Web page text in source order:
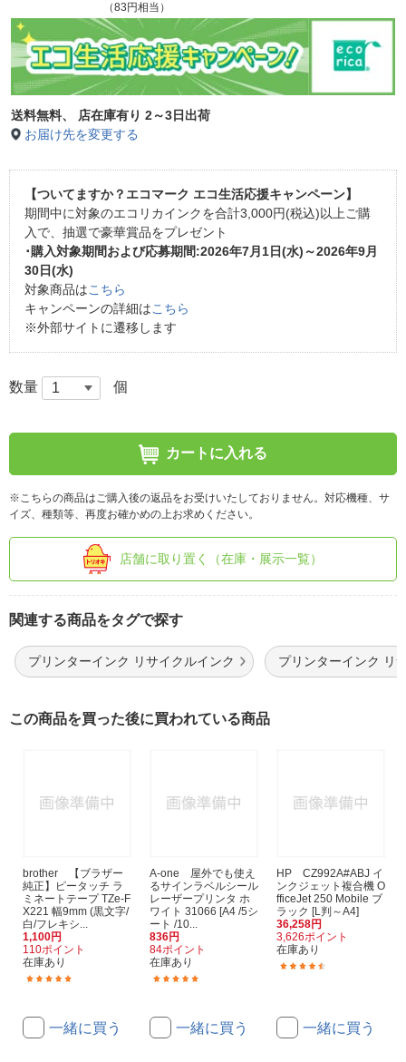
（83円相当）
送料無料、
店在庫有り 2～3日出荷
お届け先を変更する
【ついてますか？エコマーク エコ生活応援キャンペーン】
期間中に対象のエコリカインクを合計3,000円(税込)以上ご購
入で、抽選で豪華賞品をプレゼント
･購入対象期間および応募期間:2026年7月1日(水)～2026年9月
30日(水)
対象商品はこちら
キャンペーンの詳細はこちら
※外部サイトに遷移します
数量 個
カートに入れる
※こちらの商品はご購入後の返品をお受けいたしておりません。対応機種、サ
イズ、種類等、再度お確かめの上お求めください。
店舗に取り置く（在庫・展示一覧）
関連する商品をタグで探す
プリンターインク リサイクルインク プリンターインク リ
この商品を買った後に買われている商品
brother 【ブラザー
純正】ピータッチ ラ
ミネートテープ TZe-F
X221 幅9mm (黒文字/
白/フレキシ...
1,100円
110ポイント
在庫あり
一緒に買う
A-one 屋外でも使え
るサインラベルシール
レーザープリンタ ホ
ワイト 31066 [A4 /5シ
ート /10...
836円
84ポイント
在庫あり
一緒に買う
HP CZ992A#ABJ イ
ンクジェット複合機 O
fficeJet 250 Mobile ブ
ラック [L判～A4]
36,258円
3,626ポイント
在庫あり
一緒に買う